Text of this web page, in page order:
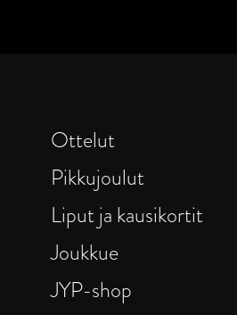
Ottelut
Pikkujoulut
Liput ja kausikortit
Joukkue
JYP-shop